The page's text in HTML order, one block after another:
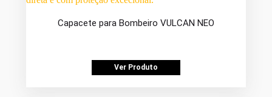
Capacete para Bombeiro VULCAN NEO
Ver Produto